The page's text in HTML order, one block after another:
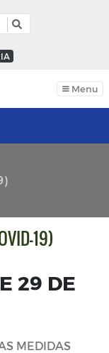
Menu
19)
29 DE
MEDIDAS